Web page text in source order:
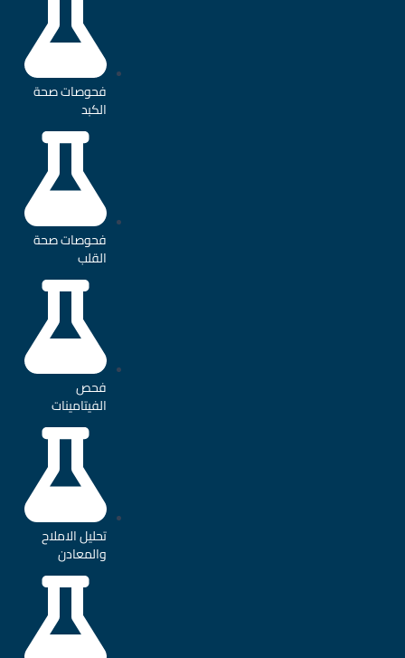
فحوصات صحة
الكبد
فحوصات صحة
القلب
فحص
الفيتامينات
تحليل الاملاح
والمعادن